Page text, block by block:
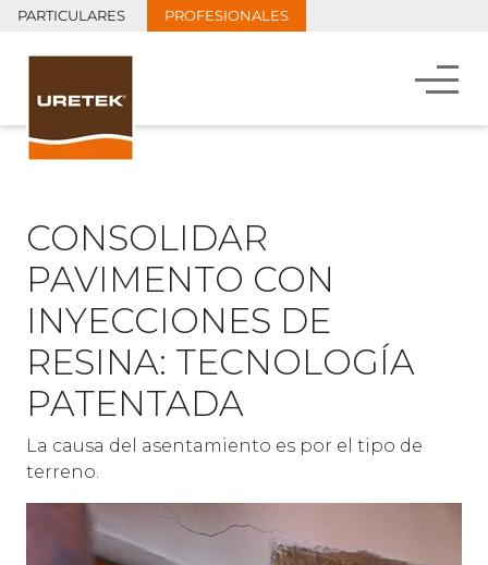
PARTICULARES PROFESIONALES
CONSOLIDAR
PAVIMENTO CON
INYECCIONES DE
RESINA: TECNOLOGÍA
PATENTADA
La causa del asentamiento es por el tipo de
terreno.